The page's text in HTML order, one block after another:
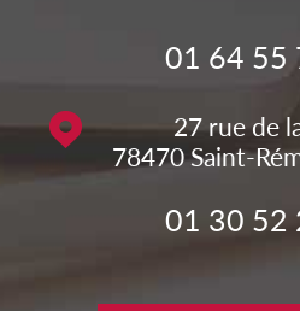
01 64 55
27 rue de
78470 Saint-
01 30 52